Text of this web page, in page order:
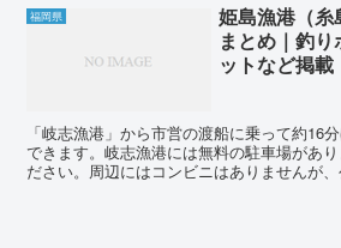
福岡県
姫島漁港（糸
まとめ｜釣
ットなど掲載
「岐志漁港」から市営の渡船に乗って約16
できます。岐志漁港には無料の駐車場があ
ださい。周辺にはコンビニはありませんが